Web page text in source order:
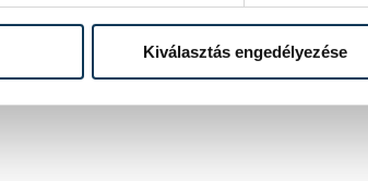
Kiválasztás engedélyezése